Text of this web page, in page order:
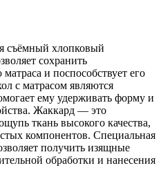
съёмный хлопковый
сохранить
и поспособствует его
с матрасом являются
ему удерживать форму и
Жаккард — это
ткань высокого качества,
компонентов. Специальная
получить изящные
обработки и нанесения